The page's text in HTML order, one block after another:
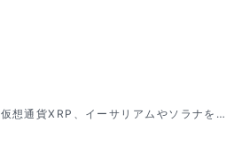
仮想通貨XRP、イーサリアムやソラナを